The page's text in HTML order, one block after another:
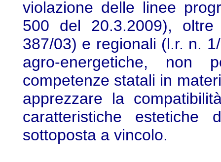
violazione delle linee
500 del 20.3.2009),
387/03) e regionali (l.r. n.
agro-energetiche, non
competenze statali in
apprezzare la
caratteristiche
sottoposta a vincolo.